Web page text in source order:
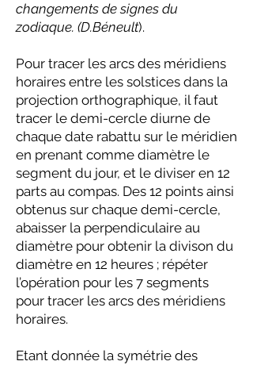
changements de signes du
zodiaque. (D.Béneult).
Pour tracer les arcs des méridiens
horaires entre les solstices dans la
projection orthographique, il faut
tracer le demi-cercle diurne de
chaque date rabattu sur le méridien
en prenant comme diamètre le
segment du jour, et le diviser en 12
parts au compas. Des 12 points ainsi
obtenus sur chaque demi-cercle,
abaisser la perpendiculaire au
diamètre pour obtenir la divison du
diamètre en 12 heures ; répéter
l’opération pour les 7 segments
pour tracer les arcs des méridiens
horaires.
Etant donnée la symétrie des